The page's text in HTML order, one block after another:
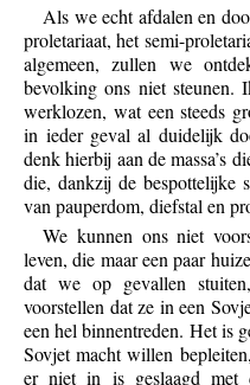
Als we echt afdalen en
proletariaat, het semi-
algemeen, zullen we
bevolking ons niet steunen.
werklozen, wat een steeds
in ieder geval al duidelijk
denk hierbij aan de massa’s
die, dankzij de bespottelijke
van pauperdom, diefstal en
We kunnen ons niet
leven, die maar een paar
dat we op gevallen
voorstellen dat ze in een
een hel binnentreden. Het is
Sovjet macht willen
er niet in is geslaagd met